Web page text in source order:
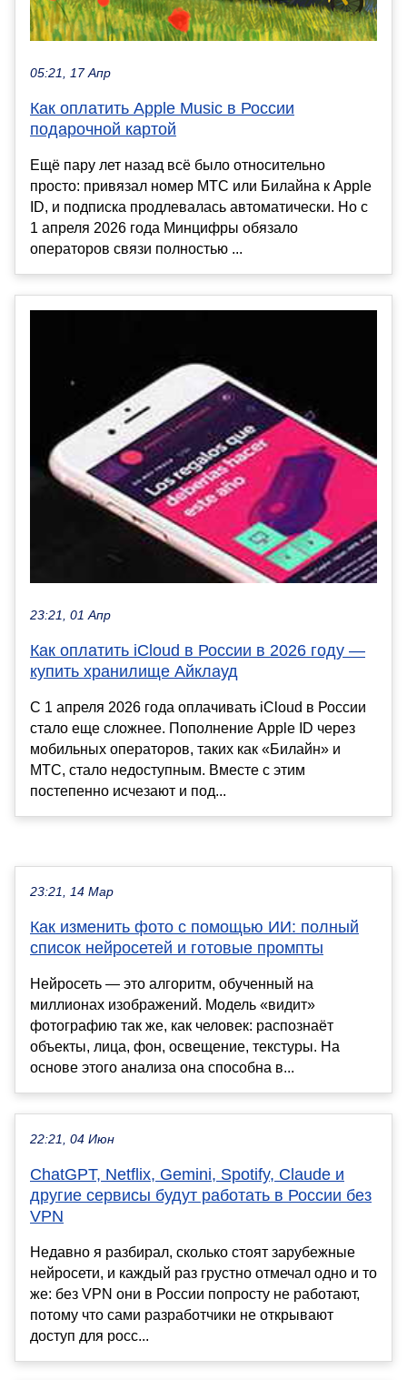
05:21, 17 Апр
Как оплатить Apple Music в России
подарочной картой
Ещё пару лет назад всё было относительно
просто: привязал номер МТС или Билайна к Apple
ID, и подписка продлевалась автоматически. Но с
1 апреля 2026 года Минцифры обязало
операторов связи полностью ...
23:21, 01 Апр
Как оплатить iCloud в России в 2026 году —
купить хранилище Айклауд
С 1 апреля 2026 года оплачивать iCloud в России
стало еще сложнее. Пополнение Apple ID через
мобильных операторов, таких как «Билайн» и
МТС, стало недоступным. Вместе с этим
постепенно исчезают и под...
23:21, 14 Мар
Как изменить фото с помощью ИИ: полный
список нейросетей и готовые промпты
Нейросеть — это алгоритм, обученный на
миллионах изображений. Модель «видит»
фотографию так же, как человек: распознаёт
объекты, лица, фон, освещение, текстуры. На
основе этого анализа она способна в...
22:21, 04 Июн
ChatGPT, Netflix, Gemini, Spotify, Claude и
другие сервисы будут работать в России без
VPN
Недавно я разбирал, сколько стоят зарубежные
нейросети, и каждый раз грустно отмечал одно и то
же: без VPN они в России попросту не работают,
потому что сами разработчики не открывают
доступ для росс...